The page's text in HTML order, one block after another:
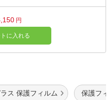
円
に入れる
ス 保護フィルム 保護フィ